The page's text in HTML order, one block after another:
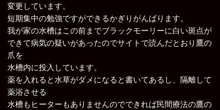
変更しています。
短期集中の勉強ですができるかぎりがんばります。
我が家の水槽はこの前までブラックモーリーに白い斑点が
できて病気の疑いがあったのでサイトで読んだとおり鷹の
爪を
水槽内に投入しています。
薬を入れると水草がダメになると書いてあるし、隔離して
薬浴させる
水槽もヒーターもありませんのでできれば民間療法の鷹の